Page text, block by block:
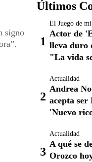
signo
Últimos
El Juego de
Actor de
lleva duro
"La vida
Actualidad
Andrea
acepta ser
'Nuevo
Actualidad
A qué se
Orozco